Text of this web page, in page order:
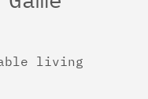
living